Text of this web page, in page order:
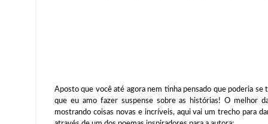
Aposto que você até agora nem tinha pensado que poderia
que eu amo fazer suspense sobre as histórias! O melhor
mostrando coisas novas e incríveis, aqui vai um trecho para